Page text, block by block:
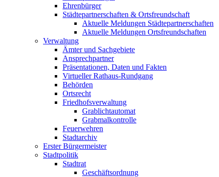
Ehrenbürger
Städtepartnerschaften & Ortsfreundschaft
Aktuelle Meldungen Städtepartnerschaften
Aktuelle Meldungen Ortsfreundschaften
Verwaltung
Ämter und Sachgebiete
Ansprechpartner
Präsentationen, Daten und Fakten
Virtueller Rathaus-Rundgang
Behörden
Ortsrecht
Friedhofsverwaltung
Grablichtautomat
Grabmalkontrolle
Feuerwehren
Stadtarchiv
Erster Bürgermeister
Stadtpolitik
Stadtrat
Geschäftsordnung